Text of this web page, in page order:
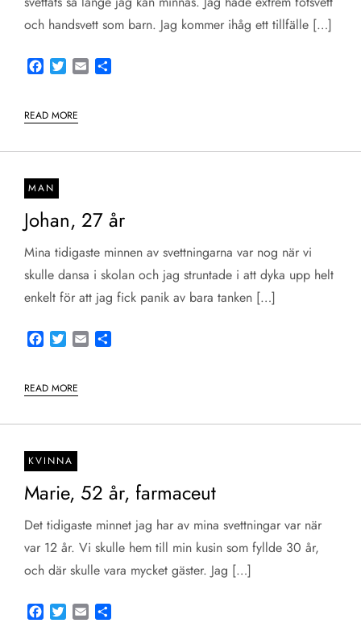
och handsvett som barn. Jag kommer ihåg ett tillfälle […]
Facebook
TwitterEmail
READ MORE
MAN
Johan, 27 år
Mina tidigaste minnen av svettningarna var nog när vi
skulle dansa i skolan och jag struntade i att dyka upp helt
enkelt för att jag fick panik av bara tanken […]
Facebook
TwitterEmail
READ MORE
KVINNA
Marie, 52 år, farmaceut
Det tidigaste minnet jag har av mina svettningar var när
var 12 år. Vi skulle hem till min kusin som fyllde 30 år,
och där skulle vara mycket gäster. Jag […]
Facebook
TwitterEmail